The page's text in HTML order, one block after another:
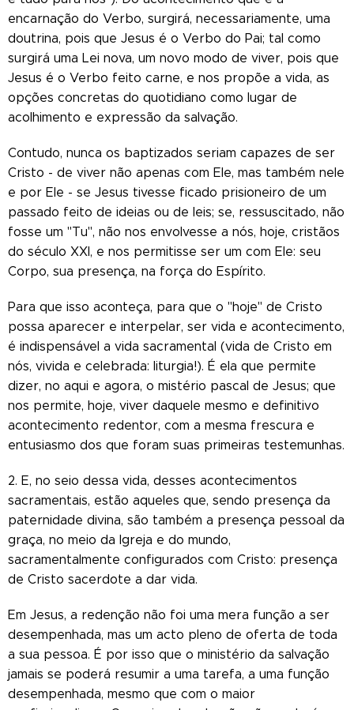
encarnação do Verbo, surgirá, necessariamente, uma
doutrina, pois que Jesus é o Verbo do Pai; tal como
surgirá uma Lei nova, um novo modo de viver, pois que
Jesus é o Verbo feito carne, e nos propõe a vida, as
opções concretas do quotidiano como lugar de
acolhimento e expressão da salvação.
Contudo, nunca os baptizados seriam capazes de ser
Cristo - de viver não apenas com Ele, mas também nele
e por Ele - se Jesus tivesse ficado prisioneiro de um
passado feito de ideias ou de leis; se, ressuscitado, não
fosse um "Tu", não nos envolvesse a nós, hoje, cristãos
do século XXI, e nos permitisse ser um com Ele: seu
Corpo, sua presença, na força do Espírito.
Para que isso aconteça, para que o "hoje" de Cristo
possa aparecer e interpelar, ser vida e acontecimento,
é indispensável a vida sacramental (vida de Cristo em
nós, vivida e celebrada: liturgia!). É ela que permite
dizer, no aqui e agora, o mistério pascal de Jesus; que
nos permite, hoje, viver daquele mesmo e definitivo
acontecimento redentor, com a mesma frescura e
entusiasmo dos que foram suas primeiras testemunhas.
2. E, no seio dessa vida, desses acontecimentos
sacramentais, estão aqueles que, sendo presença da
paternidade divina, são também a presença pessoal da
graça, no meio da Igreja e do mundo,
sacramentalmente configurados com Cristo: presença
de Cristo sacerdote a dar vida.
Em Jesus, a redenção não foi uma mera função a ser
desempenhada, mas um acto pleno de oferta de toda
a sua pessoa. É por isso que o ministério da salvação
jamais se poderá resumir a uma tarefa, a uma função
desempenhada, mesmo que com o maior